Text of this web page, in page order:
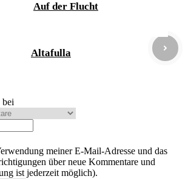
Auf der Flucht
Altafulla
bei
meiner E-Mail-Adresse und das
über neue Kommentare und
ist jederzeit möglich).